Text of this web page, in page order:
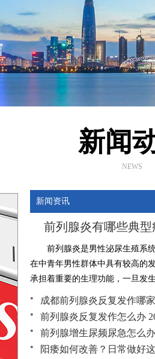
新闻
NEWS
新闻资讯
前列腺炎有哪些典
前列腺炎是男性泌尿生殖系
在中青年男性群体中具有较高的
承担着重要的生理功能，一旦发生
成都前列腺炎反复发作哪
前列腺炎反复发作怎么办
前列腺增生尿频尿急怎么
阳痿如何改善？日常做好